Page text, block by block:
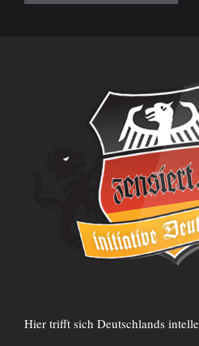
Hier trifft sich Deutschlands